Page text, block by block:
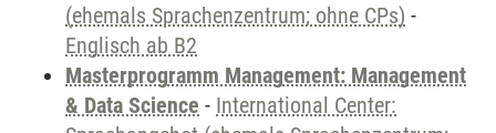
(ehemals Sprachenzentrum; ohne CPs) -
Englisch ab B2
Masterprogramm Management: Management
& Data Science - International Center: